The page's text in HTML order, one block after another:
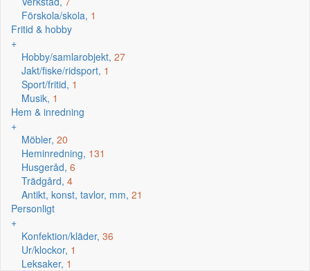
Förskola/skola, 1
Fritid & hobby
+
Hobby/samlarobjekt, 27
Jakt/fiske/ridsport, 1
Sport/fritid, 1
Musik, 1
Hem & inredning
+
Möbler, 20
Heminredning, 131
Husgeråd, 6
Trädgård, 4
Antikt, konst, tavlor, mm, 21
Personligt
+
Konfektion/kläder, 36
Ur/klockor, 1
Leksaker, 1